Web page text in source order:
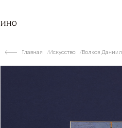
Главная Искусство Волков Даниил